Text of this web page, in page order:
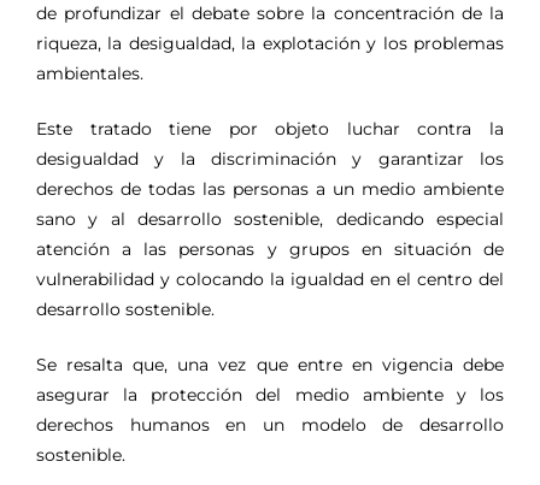
de profundizar el debate sobre la concentración de la
riqueza, la desigualdad, la explotación y los problemas
ambientales.
Este tratado tiene por objeto luchar contra la
desigualdad y la discriminación y garantizar los
derechos de todas las personas a un medio ambiente
sano y al desarrollo sostenible, dedicando especial
atención a las personas y grupos en situación de
vulnerabilidad y colocando la igualdad en el centro del
desarrollo sostenible.
Se resalta que, una vez que entre en vigencia debe
asegurar la protección del medio ambiente y los
derechos humanos en un modelo de desarrollo
sostenible.